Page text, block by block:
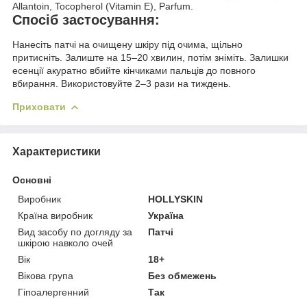
Allantoin, Tocopherol (Vitamin E), Parfum.
Спосіб застосування:
Нанесіть патчі на очищену шкіру під очима, щільно
притисніть. Залиште на 15–20 хвилин, потім зніміть. Залишки
есенції акуратно вбийте кінчиками пальців до повного
вбирання. Використовуйте 2–3 рази на тиждень.
Приховати
Характеристики
Основні
Виробник
HOLLYSKIN
Країна виробник
Україна
Вид засобу по догляду за
шкірою навколо очей
Патчі
Вік
18+
Вікова група
Без обмежень
Гіпоалергенний
Так